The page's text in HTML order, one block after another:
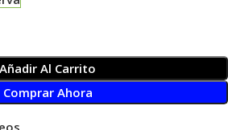
Añadir Al Carrito
Comprar Ahora